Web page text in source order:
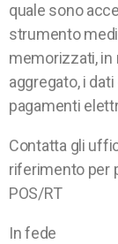
quale sono
strumento
memorizzati, in
aggregato, i
pagamenti
Contatta gli
riferimento per
POS/RT
In fede